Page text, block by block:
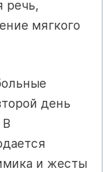
речь,
мягкого
день
В
и жесты